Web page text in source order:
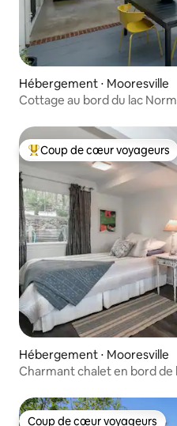
Hébergement ⋅ Mooresville
Cottage au bord du lac
Coups de cœur voyageurs
Coup de cœur voyageurs
Hébergement ⋅ Mooresville
Charmant chalet en bord de
Coup de cœur voyageurs